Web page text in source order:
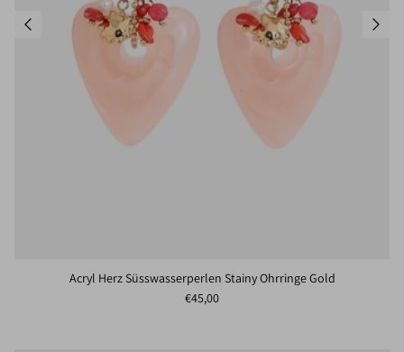
Acryl Herz Süsswasserperlen Stainy Ohrringe Gold
Normaler Preis
€45,00